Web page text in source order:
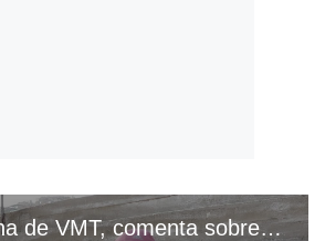
Maritza, vecina de VMT, comenta sobre los parques en el distrito.